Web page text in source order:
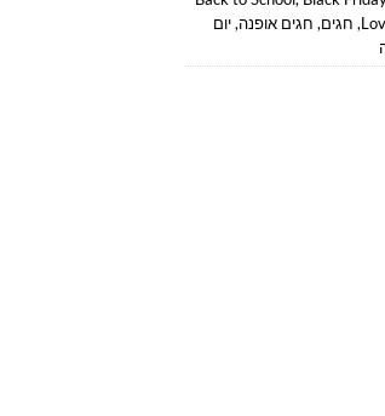
, חגים, חגים אופנה,יום